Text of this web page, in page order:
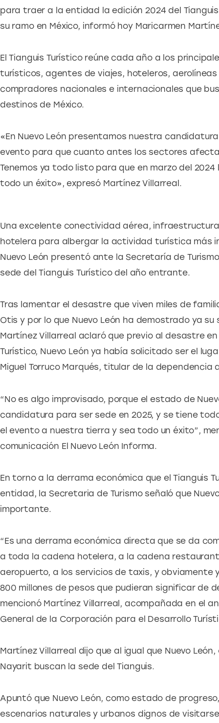
para traer a la entidad la edición 2024 del
su ramo en México, informó hoy Maricarmen
El Tianguis Turístico reúne cada año a los
turísticos, agentes de viajes, hoteleros,
compradores nacionales e internacionales que
destinos de México.
«En Nuevo León presentamos nuestra
evento para que cuanto antes los sectores
Tenemos ya todo listo para que en marzo del
todo un éxito», expresó Martínez Villarreal.
Una excelente conectividad aérea,
hotelera para albergar la actividad turística más
Nuevo León presentó ante la Secretaría de
sede del Tianguis Turístico del año entrante.
Tras lamentar el desastre que viven miles de
Otis y por lo que Nuevo León ha demostrado ya
Martínez Villarreal aclaró que previo al desastre
Turístico, Nuevo León ya había solicitado ser el
Miguel Torruco Marqués, titular de la dependencia
“No es algo improvisado, porque el estado de
candidatura para ser sede en 2025, y se tiene
el evento a nuestra tierra y sea todo un éxito”,
comunicación El Nuevo León Informa.
En torno a la derrama económica que el Tianguis
entidad, la Secretaria de Turismo señaló que
importante.
“Es una derrama económica directa que se da
a toda la cadena hotelera, a la cadena
aeropuerto, a los servicios de taxis, y
800 millones de pesos que pudieran significar de
mencionó Martínez Villarreal, acompañada en el
General de la Corporación para el Desarrollo
Martínez Villarreal dijo que al igual que Nuevo
Nayarit buscan la sede del Tianguis.
Apuntó que Nuevo León, como estado de
escenarios naturales y urbanos dignos de